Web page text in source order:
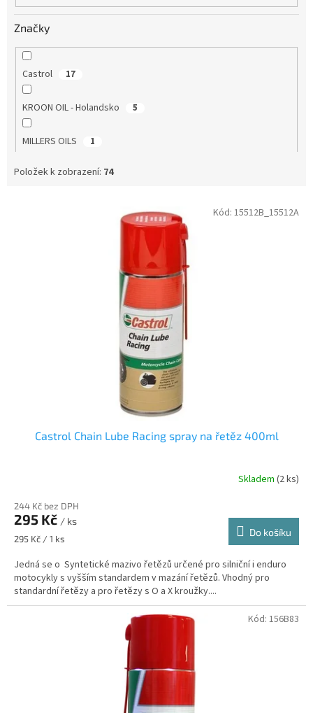
Značky
Castrol 17
KROON OIL - Holandsko 5
MILLERS OILS 1
Mobil 2
3
NANOTECH-EUROPE s.r.o. 1
Položek k zobrazení: 74
Castrol Chain Lube Racing spray na řetěz 400ml
Skladem (2 ks)
244 Kč bez DPH
295 Kč / ks
Měrná
295 Kč / 1 ks
Do košíku
Jedná se o Syntetické mazivo řetězů určené pro silniční i enduro
motocykly s vyšším standardem v mazání řetězů. Vhodný pro
standardní řetězy a pro řetězy s O a X kroužky....
Kód: 15512B_15512A
Kód: 156B83